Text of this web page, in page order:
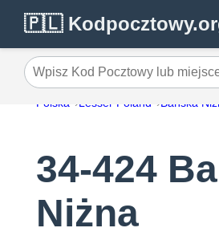
🇵🇱
Wpisz Kod Pocztowy lub miejsce
Polska Lesser Poland Bańska
34-424
Niżna